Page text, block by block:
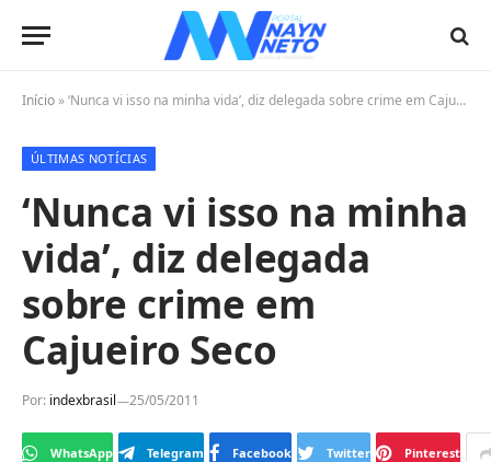
Início »‘Nunca vi isso na minha vida’, diz delegada sobre crime em Cajueiro Seco
ÚLTIMAS NOTÍCIAS
‘Nunca vi isso na minha
vida’, diz delegada
sobre crime em
Cajueiro Seco
Por: indexbrasil 25/05/2011
WhatsApp Telegram Facebook Twitter Pinterest